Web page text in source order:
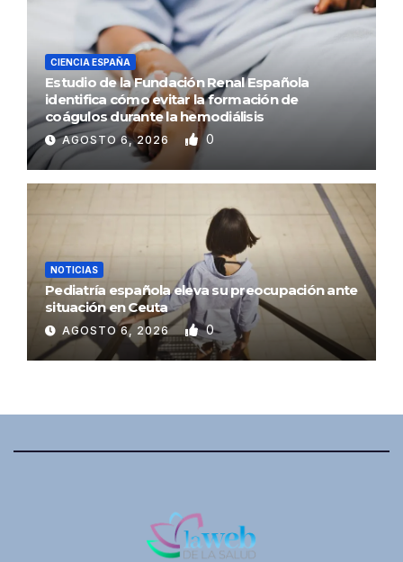
CIENCIA ESPAÑA
Estudio de la Fundación Renal Española
identifica cómo evitar la formación de
coágulos durante la hemodiálisis
AGOSTO 6, 2026 0
NOTICIAS
Pediatría española eleva su preocupación ante
situación en Ceuta
AGOSTO 6, 2026 0